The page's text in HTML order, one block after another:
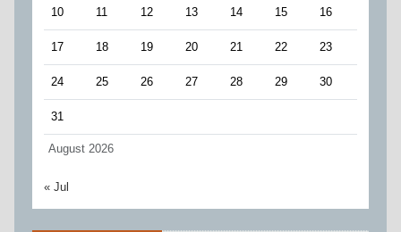
August 2026
10 11 12 13 14 15 16
17 18 19 20 21 22 23
24 25 26 27 28 29 30
31
« Jul